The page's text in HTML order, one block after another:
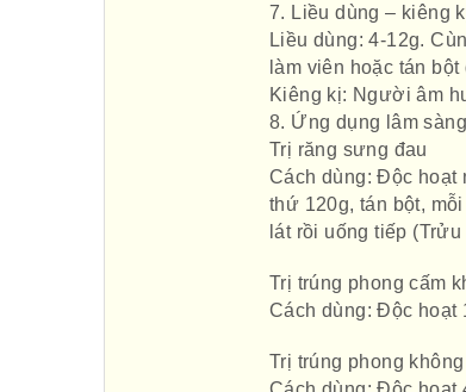
7. Liều dùng – kiêng
Liều dùng: 4-12g.
làm viên hoặc tán bột
Kiêng kị: Người âm
8. Ứng dụng lâm sàng
Trị răng sưng đau
Cách dùng: Độc hoạt
thứ 120g, tán bột,
lát rồi uống tiếp
Trị trúng phong cấm
Cách dùng: Độc hoạt
Trị trúng phong